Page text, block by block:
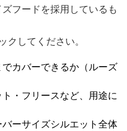
フードを採用しているも
してください。
でカバーできるか（ルーズ
ト・フリースなど、用途に
バーサイズシルエット全体